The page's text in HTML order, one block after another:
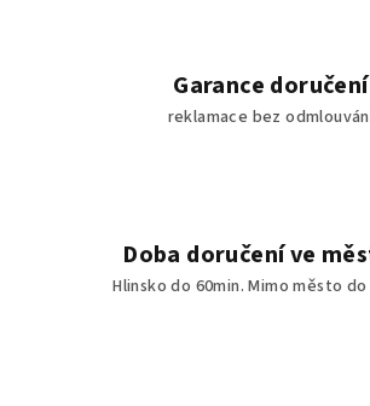
Garance doručení
reklamace bez
Doba doručení ve
Hlinsko do 60min. Mimo město do